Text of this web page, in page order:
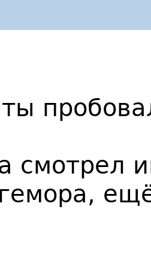
смотрел